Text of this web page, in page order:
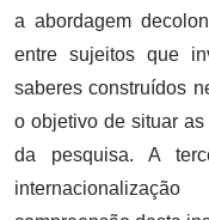
a abordagem
entre sujeitos que
saberes construídos
o objetivo de situar
da pesquisa. A